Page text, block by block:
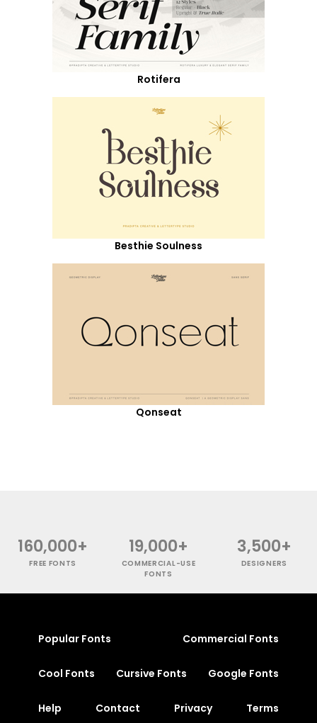
Rotifera
Besthie Soulness
Qonseat
160,000+
FREE FONTS
19,000+
COMMERCIAL-USE
FONTS
3,500+
DESIGNERS
Popular Fonts Commercial Fonts
Cool Fonts Cursive Fonts Google Fonts
Help Contact Privacy Terms